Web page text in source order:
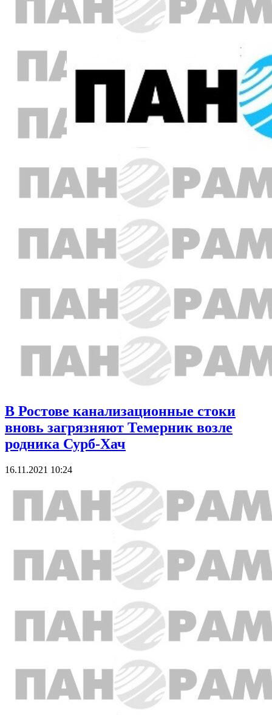
В Ростове канализационные стоки
вновь загрязняют Темерник возле
родника Сурб-Хач
16.11.2021 10:24